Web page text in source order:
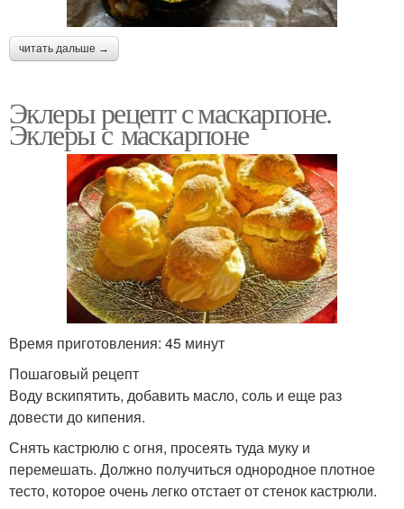
читать дальше →
Эклеры рецепт с маскарпоне.
Эклеры с маскарпоне
Время приготовления: 45 минут
Пошаговый рецепт
Воду вскипятить, добавить масло, соль и еще раз
довести до кипения.
Снять кастрюлю с огня, просеять туда муку и
перемешать. Должно получиться однородное плотное
тесто, которое очень легко отстает от стенок кастрюли.